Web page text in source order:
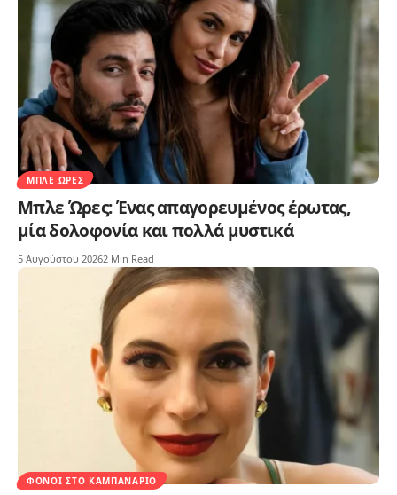
ΜΠΛΕ ΏΡΕΣ
Μπλε Ώρες: Ένας απαγορευμένος έρωτας,
μία δολοφονία και πολλά μυστικά
5 Αυγούστου 20262 Min Read
ΦΌΝΟΙ ΣΤΟ ΚΑΜΠΑΝΑΡΙΌ